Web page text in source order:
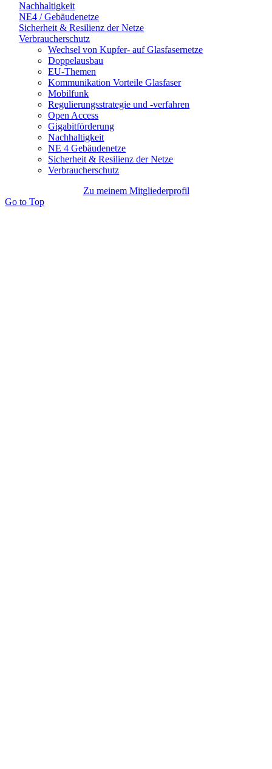
Nachhaltigkeit
NE4 / Gebäudenetze
Sicherheit & Resilienz der Netze
Verbraucherschutz
Wechsel von Kupfer- auf Glasfasernetze
Doppelausbau
EU-Themen
Kommunikation Vorteile Glasfaser
Mobilfunk
Regulierungsstrategie und -verfahren
Open Access
Gigabitförderung
Nachhaltigkeit
NE 4 Gebäudenetze
Sicherheit & Resilienz der Netze
Verbraucherschutz
Zu meinem Mitgliederprofil
Go to Top